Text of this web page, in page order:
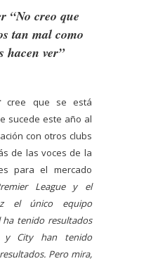
“No creo que
tan mal como
hacen ver”
cree que se está
sucede este año al
con otros clubs
de las voces de la
para el mercado
League y el
el único equipo
ha tenido resultados
y City han tenido
Pero mira,